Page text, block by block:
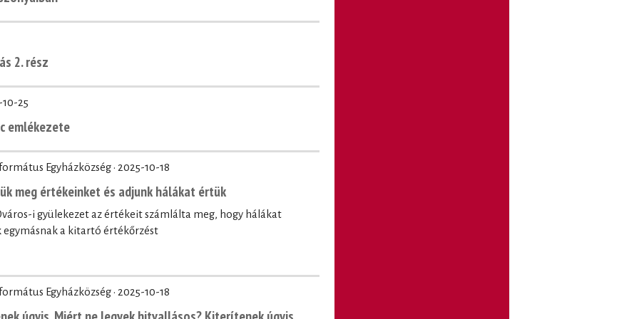
2. rész
25
emlékezete
Egyházközség · 2025-10-18
meg értékeinket és adjunk hálákat értük
i gyülekezet az értékeit számlálta meg, hogy hálákat
egymásnak a kitartó értékőrzést
Egyházközség · 2025-10-18